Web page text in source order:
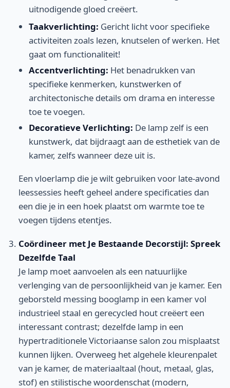
uitnodigende gloed creëert.
Taakverlichting: Gericht licht voor specifieke
activiteiten zoals lezen, knutselen of werken. Het
gaat om functionaliteit!
Accentverlichting: Het benadrukken van
specifieke kenmerken, kunstwerken of
architectonische details om drama en interesse
toe te voegen.
Decoratieve Verlichting: De lamp zelf is een
kunstwerk, dat bijdraagt aan de esthetiek van de
kamer, zelfs wanneer deze uit is.
Een vloerlamp die je wilt gebruiken voor late-avond
leessessies heeft geheel andere specificaties dan
een die je in een hoek plaatst om warmte toe te
voegen tijdens etentjes.
Coördineer met Je Bestaande Decorstijl: Spreek
Dezelfde Taal
Je lamp moet aanvoelen als een natuurlijke
verlenging van de persoonlijkheid van je kamer. Een
geborsteld messing booglamp in een kamer vol
industrieel staal en gerecycled hout creëert een
interessant contrast; dezelfde lamp in een
hypertraditionele Victoriaanse salon zou misplaatst
kunnen lijken. Overweeg het algehele kleurenpalet
van je kamer, de materiaaltaal (hout, metaal, glas,
stof) en stilistische woordenschat (modern,